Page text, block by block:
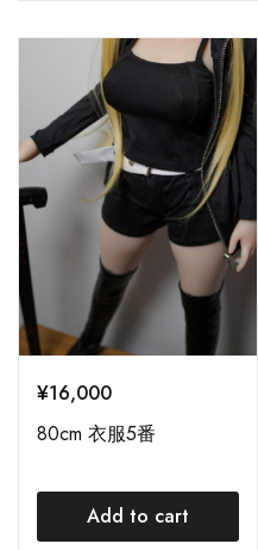
¥16,000
80cm 衣服5番
Add to cart